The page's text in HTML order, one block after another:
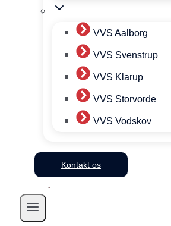
VVS Aalborg
VVS Svenstrup
VVS Klarup
VVS Storvorde
VVS Vodskov
Kontakt os